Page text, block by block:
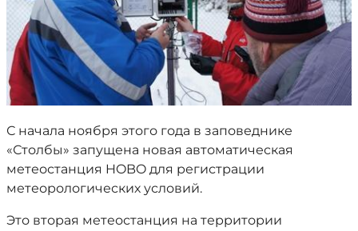
С начала ноября этого года в заповеднике
«Столбы» запущена новая автоматическая
метеостанция HOBO для регистрации
метеорологических условий.
Это вторая метеостанция на территории